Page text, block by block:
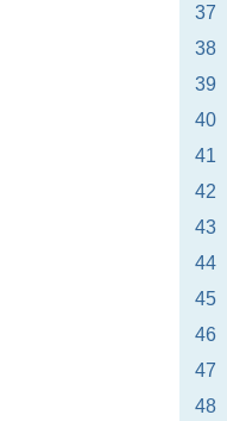
37
38
39
40
41
42
43
44
45
46
47
48